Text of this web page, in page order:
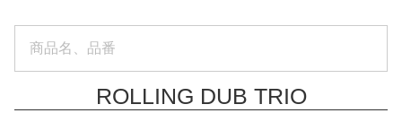
ROLLING DUB TRIO